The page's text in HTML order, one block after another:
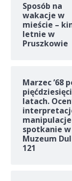
Sposób na
wakacje w
mieście –
letnie w
Pruszkowie
Marzec ’68
latach.
spotkanie w
Muzeum
121